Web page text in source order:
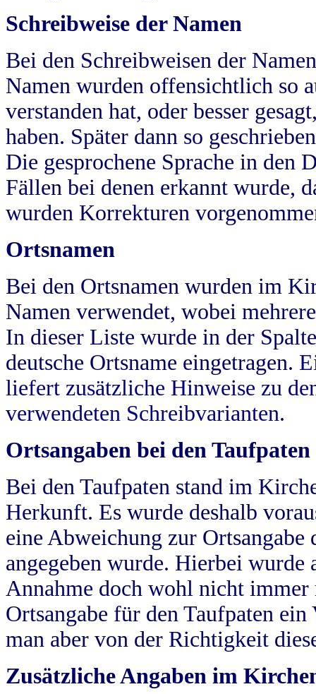
Schreibweise der Namen
Bei den Schreibweisen der
Namen wurden offensichtlich so
verstanden hat, oder besser
haben. Später dann so
Die gesprochene Sprache in
Fällen bei denen erkannt wurde,
wurden Korrekturen
Ortsnamen
Bei den Ortsnamen wurden im
Namen verwendet, wobei
In dieser Liste wurde in der
deutsche Ortsname eingetragen.
liefert zusätzliche Hinweise zu
verwendeten Schreibvarianten.
Ortsangaben bei den Taufpaten
Bei den Taufpaten stand im
Herkunft. Es wurde deshalb
eine Abweichung zur
angegeben wurde. Hierbei wurde
Annahme doch wohl nicht
Ortsangabe für den Taufpaten
man aber von der Richtigkeit
Zusätzliche Angaben im